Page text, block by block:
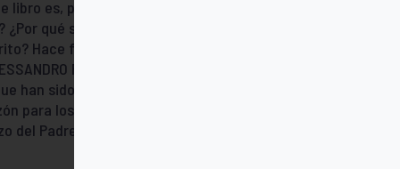
es, por tanto, la siguiente: ¿por qué
qué se considera el humor, dentro
Hace falta, como dice Umberto Eco
PRONZATO, sacerdote italiano,
han sido traducidas a infinidad de
para los enfermos: Camilo de Lellis
del Padre (2003) y El Domingo, fiesta del